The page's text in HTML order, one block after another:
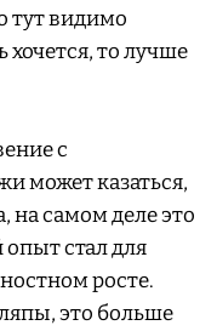
тут видимо
хочется, то лучше
с
может казаться,
на самом деле это
стал для
росте.
это больше